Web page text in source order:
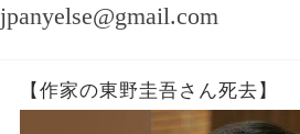
jpanyelse@gmail.com
【作家の東野圭吾さん死去】